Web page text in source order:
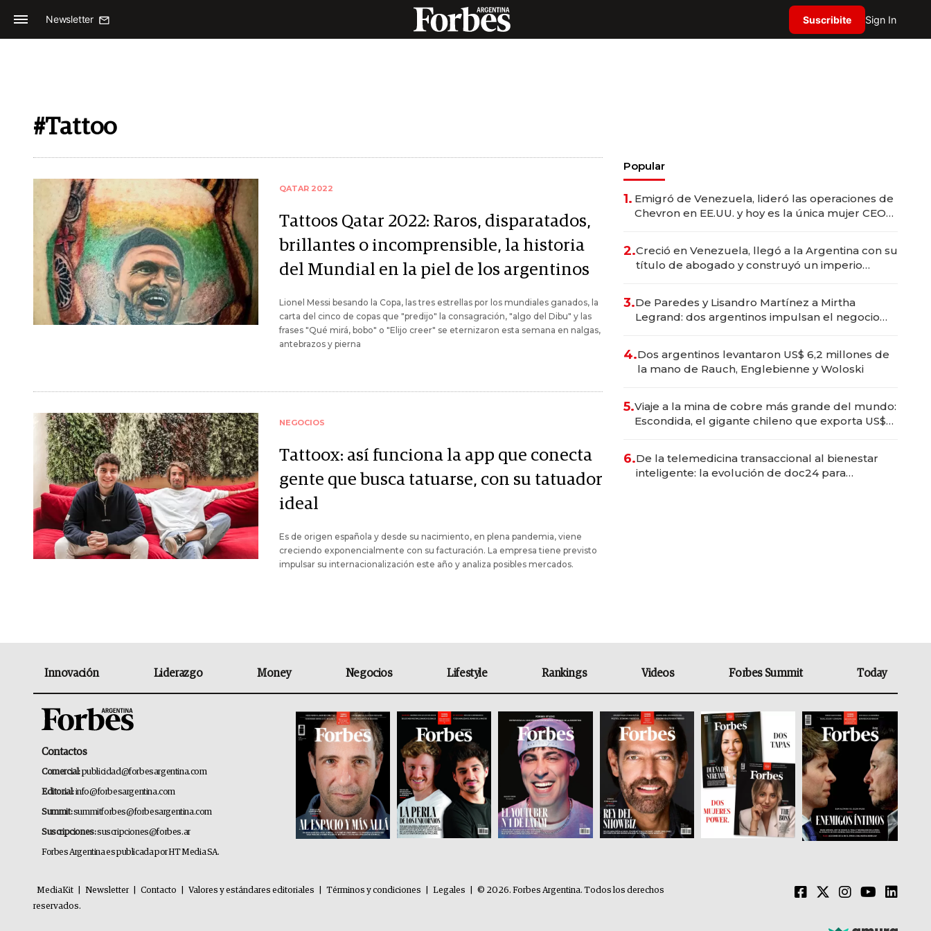
Newsletter Suscribite Sign In
#Tattoo
QATAR 2022
Tattoos Qatar 2022: Raros, disparatados,
brillantes o incomprensible, la historia
del Mundial en la piel de los argentinos
Lionel Messi besando la Copa, las tres estrellas por los mundiales ganados, la
carta del cinco de copas que "predijo" la consagración, "algo del Dibu" y las
frases "Qué mirá, bobo" o "Elijo creer" se eternizaron esta semana en nalgas,
antebrazos y pierna
NEGOCIOS
Tattoox: así funciona la app que conecta
gente que busca tatuarse, con su tatuador
ideal
Es de origen española y desde su nacimiento, en plena pandemia, viene
creciendo exponencialmente con su facturación. La empresa tiene previsto
impulsar su internacionalización este año y analiza posibles mercados.
Popular
1. Emigró de Venezuela, lideró las operaciones de
Chevron en EE.UU. y hoy es la única mujer CEO
2.Creció en Venezuela, llegó a la Argentina con su
título de abogado y construyó un imperio
3.De Paredes y Lisandro Martínez a Mirtha
Legrand: dos argentinos impulsan el negocio
4.Dos argentinos levantaron US$ 6,2 millones de
la mano de Rauch, Englebienne y Woloski
5.Viaje a la mina de cobre más grande del mundo:
Escondida, el gigante chileno que exporta US$
6.De la telemedicina transaccional al bienestar
inteligente: la evolución de doc24 para
Innovación Liderazgo Money Negocios Lifestyle Rankings Videos Forbes Summit Today
Contactos
Comercial:publicidad@forbesargentina.com
Editorial:info@forbesargentina.com
Summit:summitforbes@forbesargentina.com
Suscripciones:suscripciones@forbes.ar
Forbes Argentina es publicada por HT Media SA.
MediaKit Newsletter Contacto Valores y estándares editoriales Términos y condiciones Legales
© 2026. Forbes Argentina. Todos los derechos
reservados.